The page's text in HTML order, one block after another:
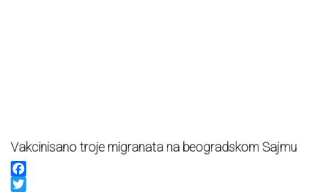
Vakcinisano troje migranata na beogradskom Sajmu
Facebook